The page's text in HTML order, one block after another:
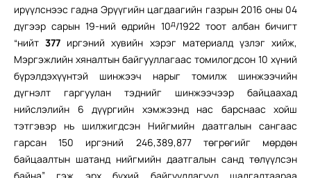
ирүүлснээс гадна Эрүүгийн цагдаагийн газрын 2016 оны 04
дүгээр сарын 19-ний өдрийн 10д/1922 тоот албан бичигт
“нийт377 иргэний хувийн хэрэг материалд үзлэг хийж,
Мэргэжлийн хяналтын байгууллагаас томилогдсон 10 хүний
бүрэлдэхүүнтэй шинжээч нарыг томилж шинжээчийн
дүгнэлт гаргуулан тэднийг шинжээчээр байцаахад
нийслэлийн 6 дүүргийн хэмжээнд нас барснаас хойш
тэтгэвэр нь шилжигдсэн Нийгмийн даатгалын сангаас
гарсан 150 иргэний 246,389,877 төгрөгийг мөрдөн
байцаалтын шатанд нийгмийн даатгалын санд төлүүлсэн